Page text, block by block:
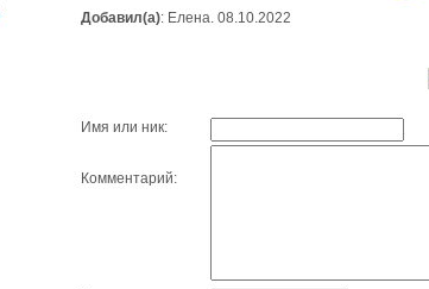
Добавил(а): Елена. 08.10.2022
Имя или ник:
Комментарий: